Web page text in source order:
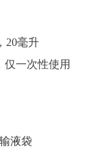
20毫升
仅一次性使用
液袋